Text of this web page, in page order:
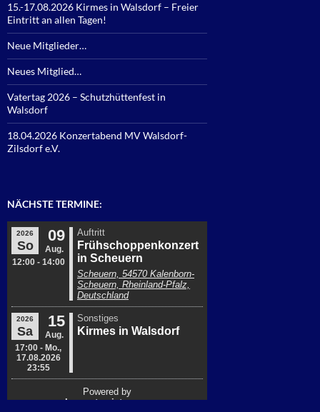
15.-17.08.2026 Kirmes in Walsdorf – Freier
Eintritt an allen Tagen!
Neue Mitglieder…
Neues Mitglied…
Vatertag 2026 – Schutzhüttenfest in
Walsdorf
18.04.2026 Konzertabend MV Walsdorf-
Zilsdorf e.V.
NÄCHSTE TERMINE: